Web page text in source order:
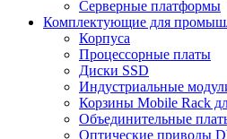
Серверные платформы
Комплектующие для
Корпуса
Процессорные платы
Диски SSD
Индустриальные
Корзины Mobile Rack
Объединительные
Оптические приводы